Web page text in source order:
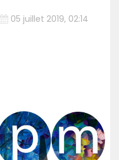
05 juillet 2019, 02:14